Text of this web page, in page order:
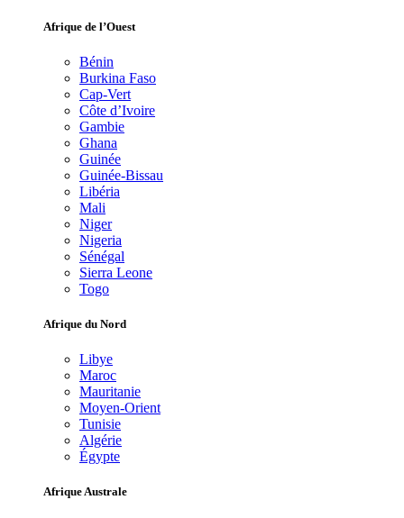
Afrique de l’Ouest
Bénin
Burkina Faso
Cap-Vert
Côte d’Ivoire
Gambie
Ghana
Guinée
Guinée-Bissau
Libéria
Mali
Niger
Nigeria
Sénégal
Sierra Leone
Togo
Afrique du Nord
Libye
Maroc
Mauritanie
Moyen-Orient
Tunisie
Algérie
Égypte
Afrique Australe